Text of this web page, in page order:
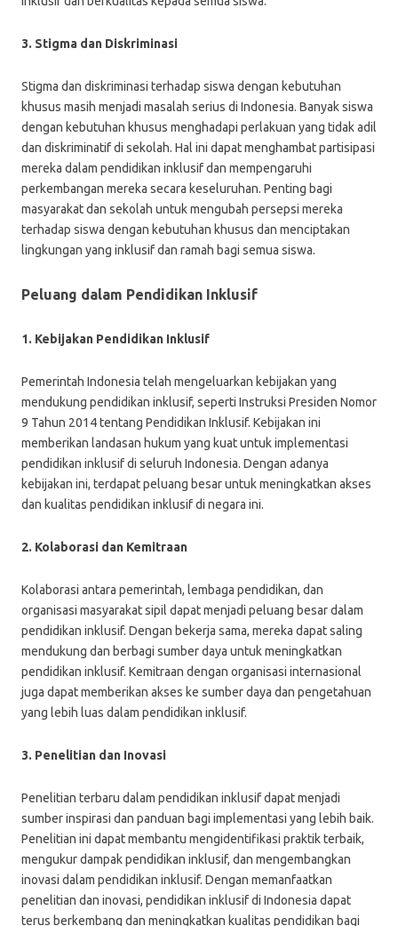
3. Stigma dan Diskriminasi
Stigma dan diskriminasi terhadap siswa dengan kebutuhan
khusus masih menjadi masalah serius di Indonesia. Banyak siswa
dengan kebutuhan khusus menghadapi perlakuan yang tidak adil
dan diskriminatif di sekolah. Hal ini dapat menghambat partisipasi
mereka dalam pendidikan inklusif dan mempengaruhi
perkembangan mereka secara keseluruhan. Penting bagi
masyarakat dan sekolah untuk mengubah persepsi mereka
terhadap siswa dengan kebutuhan khusus dan menciptakan
lingkungan yang inklusif dan ramah bagi semua siswa.
Peluang dalam Pendidikan Inklusif
1. Kebijakan Pendidikan Inklusif
Pemerintah Indonesia telah mengeluarkan kebijakan yang
mendukung pendidikan inklusif, seperti Instruksi Presiden Nomor
9 Tahun 2014 tentang Pendidikan Inklusif. Kebijakan ini
memberikan landasan hukum yang kuat untuk implementasi
pendidikan inklusif di seluruh Indonesia. Dengan adanya
kebijakan ini, terdapat peluang besar untuk meningkatkan akses
dan kualitas pendidikan inklusif di negara ini.
2. Kolaborasi dan Kemitraan
Kolaborasi antara pemerintah, lembaga pendidikan, dan
organisasi masyarakat sipil dapat menjadi peluang besar dalam
pendidikan inklusif. Dengan bekerja sama, mereka dapat saling
mendukung dan berbagi sumber daya untuk meningkatkan
pendidikan inklusif. Kemitraan dengan organisasi internasional
juga dapat memberikan akses ke sumber daya dan pengetahuan
yang lebih luas dalam pendidikan inklusif.
3. Penelitian dan Inovasi
Penelitian terbaru dalam pendidikan inklusif dapat menjadi
sumber inspirasi dan panduan bagi implementasi yang lebih baik.
Penelitian ini dapat membantu mengidentifikasi praktik terbaik,
mengukur dampak pendidikan inklusif, dan mengembangkan
inovasi dalam pendidikan inklusif. Dengan memanfaatkan
penelitian dan inovasi, pendidikan inklusif di Indonesia dapat
terus berkembang dan meningkatkan kualitas pendidikan bagi